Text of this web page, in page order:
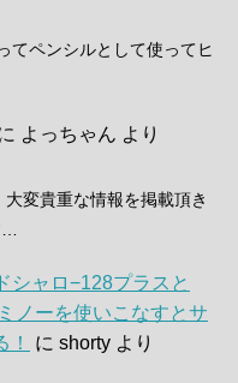
てペンシルとして使ってヒ
よっちゃん より
変貴重な情報を掲載頂き
シャロ−128プラスと
ノーを使いこなすとサ
に shorty より